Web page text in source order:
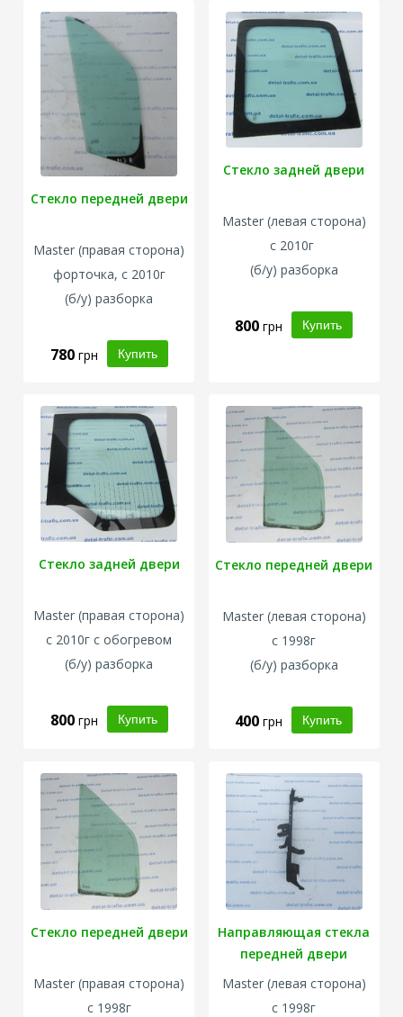
Стекло передней двери
Master(правая сторона)
форточка, с 2010г
(б/у) разборка
780 грн
Стекло задней двери
Master (левая сторона)
с 2010г
(б/у) разборка
800грн
Стекло задней двери
Master(правая сторона)
с 2010г с обогревом
(б/у) разборка
800 грн
Стекло передней двери
Master (левая сторона)
с 1998г
(б/у) разборка
400грн
Стекло передней двери
Master(правая сторона)
с 1998г
Направляющая стекла
передней двери
Master (левая сторона)
с 1998г